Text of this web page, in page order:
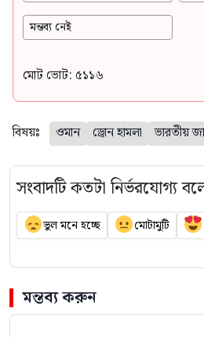
মন্তব্য নেই
মোট ভোট: ৫১১৬
বিষয়ঃ ওমান ড্রোন হামলা ভারতীয়
সংবাদটি কতটা নির্ভরযোগ্য
ভুল মনে হচ্ছে মোটামুটি
মন্তব্য করুন